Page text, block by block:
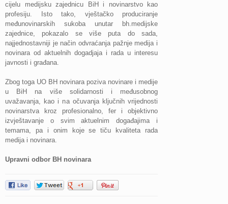
cijelu medijsku zajednicu BiH i novinarstvo kao
profesiju. Isto tako, vještačko produciranje
međunovinarskih sukoba unutar bh.medijske
zajednice, pokazalo se više puta do sada,
najjednostavniji je način odvraćanja pažnje medija i
novinara od aktuelnih dogadjaja i rada u interesu
javnosti i građana.
Zbog toga UO BH novinara poziva novinare i medije
u BiH na više solidarnosti i međusobnog
uvažavanja, kao i na očuvanja ključnih vrijednosti
novinarstva kroz profesionalno, fer i objektivno
izvještavanje o svim aktuelnim događajima i
temama, pa i onim koje se tiču kvaliteta rada
medija i novinara.
Upravni odbor BH novinara